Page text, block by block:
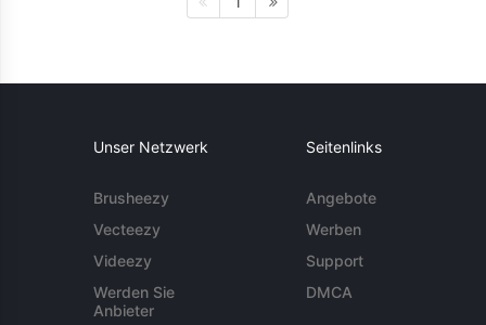
Unser Netzwerk
Brusheezy
Vecteezy
Videezy
Werden Sie
Anbieter
Seitenlinks
Angebote
Werben
Support
DMCA